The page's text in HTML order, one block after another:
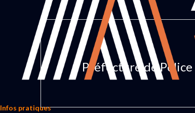
Infos pratiques
Préfecture de Police